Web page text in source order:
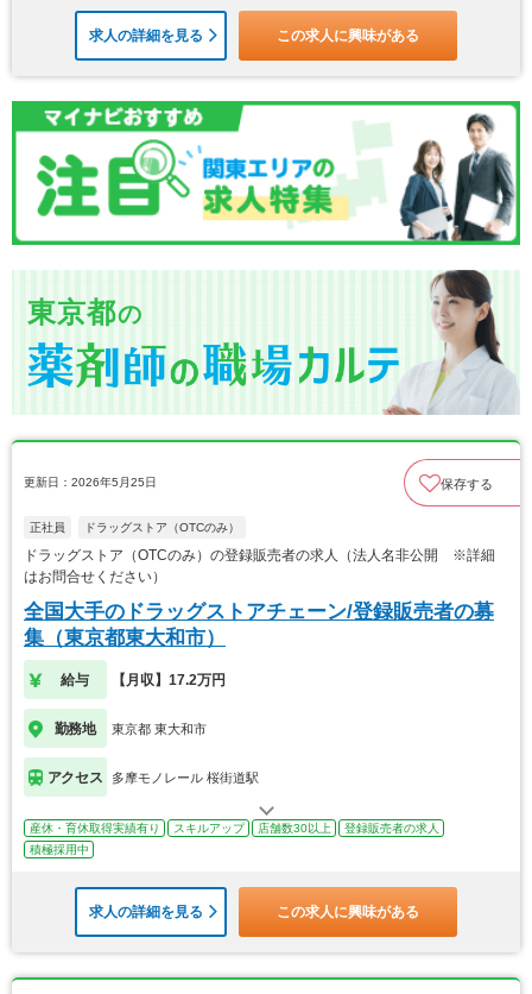
求人の詳細を見る この求人に興味がある
東京都の
更新日：2026年5月25日 保存する
正社員 ドラッグストア（OTCのみ）
ドラッグストア（OTCのみ）の登録販売者の求人（法人名非公開 ※詳細
はお問合せください）
全国大手のドラッグストアチェーン/登録販売者の募
集（東京都東大和市）
給与 【月収】17.2万円
勤務地 東京都 東大和市
アクセス 多摩モノレール 桜街道駅
産休・育休取得実績有り スキルアップ 店舗数30以上
登録販売者の求人
積極採用中
求人の詳細を見る この求人に興味がある